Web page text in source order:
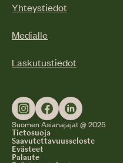
Yhteystiedot
Medialle
Laskutustiedot
Suomen Asianajajat @ 2025
Tietosuoja
Saavutettavuusseloste
Evästeet
Palaute